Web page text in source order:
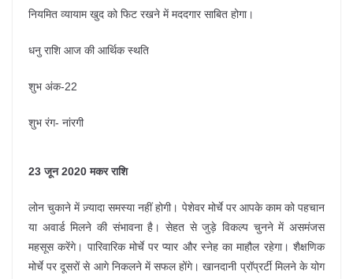
नियमित व्यायाम खुद को फिट रखने में मददगार साबित होगा।
धनु राशि आज की आर्थिक स्थति
शुभ अंक-22
शुभ रंग- नांरगी
23 जून 2020 मकर राशि
लोन चुकाने में ज़्यादा समस्या नहीं होगी। पेशेवर मोर्चे पर आपके काम को पहचान
या अवार्ड मिलने की संभावना है। सेहत से जुड़े विकल्प चुनने में असमंजस
महसूस करेंगे। पारिवारिक मोर्चे पर प्यार और स्नेह का माहौल रहेगा। शैक्षणिक
मोर्चे पर दूसरों से आगे निकलने में सफल होंगे। खानदानी प्रॉप्रर्टी मिलने के योग